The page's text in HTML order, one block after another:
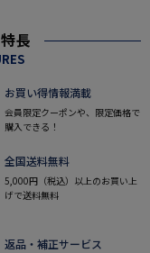
長
お買い得情報満載
会員限定クーポンや、限定価格で
購入できる！
全国送料無料
5,000円（税込）以上のお買い上
げで送料無料
返品・補正サービス